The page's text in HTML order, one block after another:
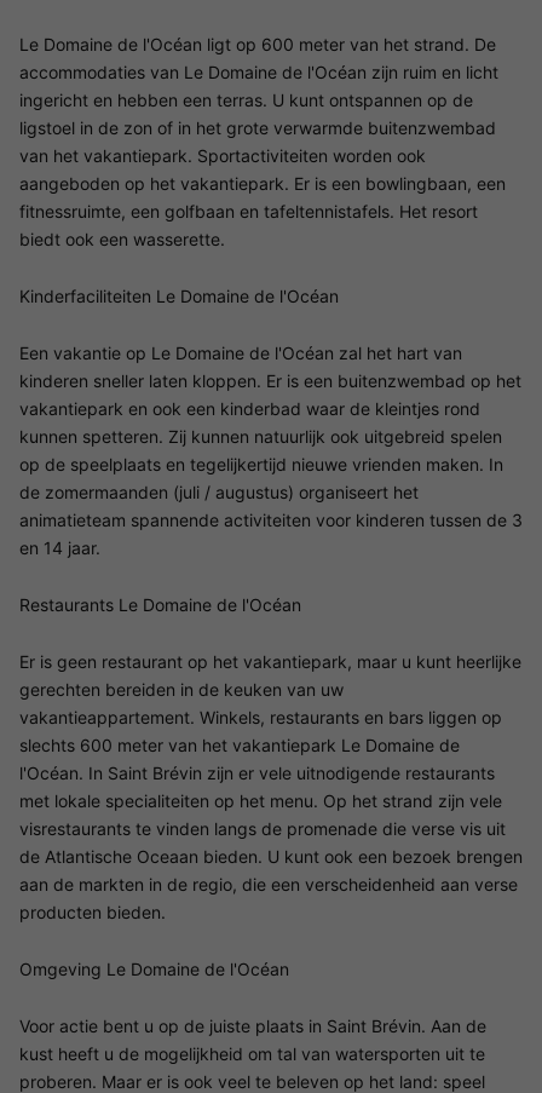
Le Domaine de l'Océan ligt op 600 meter van het strand. De
accommodaties van Le Domaine de l'Océan zijn ruim en licht
ingericht en hebben een terras. U kunt ontspannen op de
ligstoel in de zon of in het grote verwarmde buitenzwembad
van het vakantiepark. Sportactiviteiten worden ook
aangeboden op het vakantiepark. Er is een bowlingbaan, een
fitnessruimte, een golfbaan en tafeltennistafels. Het resort
biedt ook een wasserette.
Kinderfaciliteiten Le Domaine de l'Océan
Een vakantie op Le Domaine de l'Océan zal het hart van
kinderen sneller laten kloppen. Er is een buitenzwembad op het
vakantiepark en ook een kinderbad waar de kleintjes rond
kunnen spetteren. Zij kunnen natuurlijk ook uitgebreid spelen
op de speelplaats en tegelijkertijd nieuwe vrienden maken. In
de zomermaanden (juli / augustus) organiseert het
animatieteam spannende activiteiten voor kinderen tussen de 3
en 14 jaar.
Restaurants Le Domaine de l'Océan
Er is geen restaurant op het vakantiepark, maar u kunt heerlijke
gerechten bereiden in de keuken van uw
vakantieappartement. Winkels, restaurants en bars liggen op
slechts 600 meter van het vakantiepark Le Domaine de
l'Océan. In Saint Brévin zijn er vele uitnodigende restaurants
met lokale specialiteiten op het menu. Op het strand zijn vele
visrestaurants te vinden langs de promenade die verse vis uit
de Atlantische Oceaan bieden. U kunt ook een bezoek brengen
aan de markten in de regio, die een verscheidenheid aan verse
producten bieden.
Omgeving Le Domaine de l'Océan
Voor actie bent u op de juiste plaats in Saint Brévin. Aan de
kust heeft u de mogelijkheid om tal van watersporten uit te
proberen. Maar er is ook veel te beleven op het land: speel